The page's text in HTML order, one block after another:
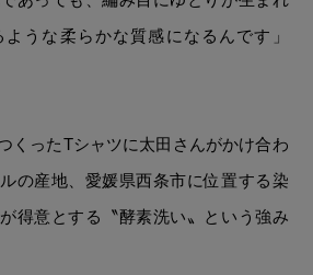
うな柔らかな質感になるんです」
くったTシャツに太田さんがかけ合わ
の産地、愛媛県西条市に位置する染
得意とする〝酵素洗い〟という強み